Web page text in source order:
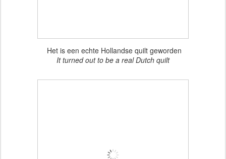
Het is een echte Hollandse quilt geworden
It turned out to be a real Dutch quilt